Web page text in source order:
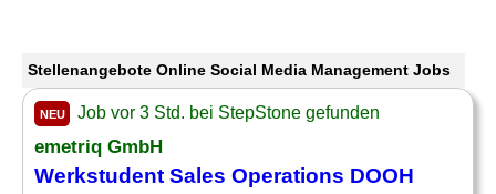
Stellenangebote Online Social Media Management Jobs
NEU Job vor 3 Std. bei StepStone gefunden
emetriq GmbH
Werkstudent Sales Operations DOOH